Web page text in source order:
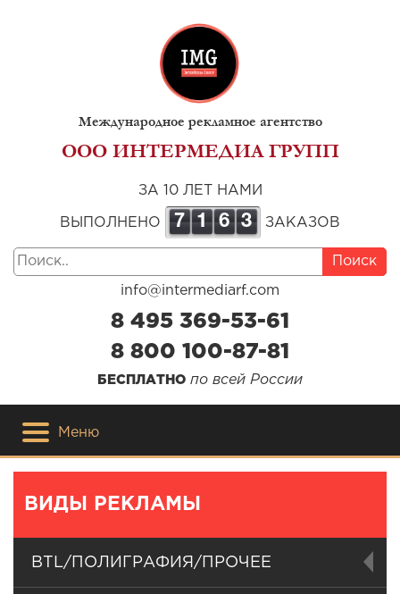
Международное рекламное агентство
ООО ИНТЕРМЕДИА ГРУПП
ЗА 10 ЛЕТ НАМИ
ВЫПОЛНЕНО 7 1 6 3 ЗАКАЗОВ
Поиск
info@intermediarf.com
8 495 369-53-61
8 800 100-87-81
БЕСПЛАТНО по всей России
Меню
ВИДЫ РЕКЛАМЫ
BTL/ПОЛИГРАФИЯ/ПРОЧЕЕ